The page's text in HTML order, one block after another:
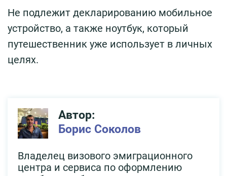
Не подлежит декларированию мобильное
устройство, а также ноутбук, который
путешественник уже использует в личных
целях.
Автор:
Борис Соколов
Владелец визового эмиграционного
центра и сервиса по оформлению